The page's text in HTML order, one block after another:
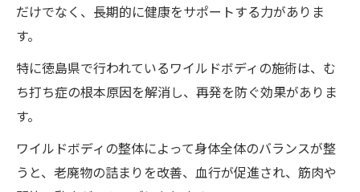
だけでなく、長期的に健康をサポートする力がありま
す。
特に徳島県で行われているワイルドボディの施術は、む
ち打ち症の根本原因を解消し、再発を防ぐ効果がありま
す。
ワイルドボディの整体によって身体全体のバランスが整
うと、老廃物の詰まりを改善、血行が促進され、筋肉や